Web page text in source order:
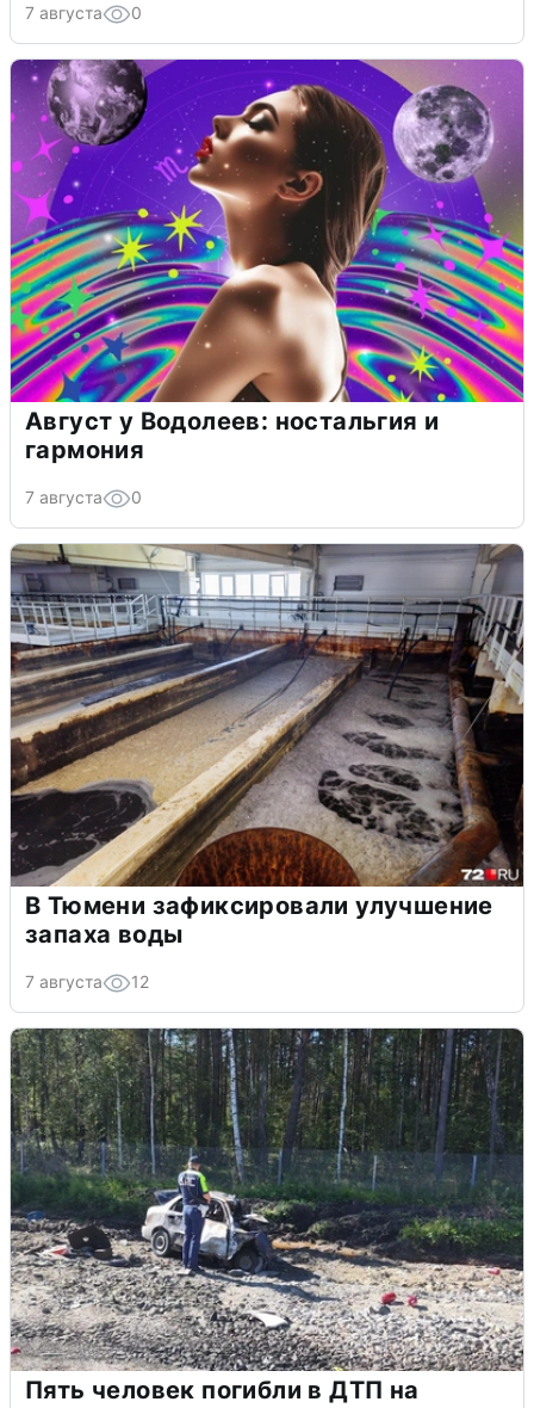
7 августа 0
Август у Водолеев: ностальгия и
гармония
7 августа 0
В Тюмени зафиксировали улучшение
запаха воды
7 августа 12
Пять человек погибли в ДТП на